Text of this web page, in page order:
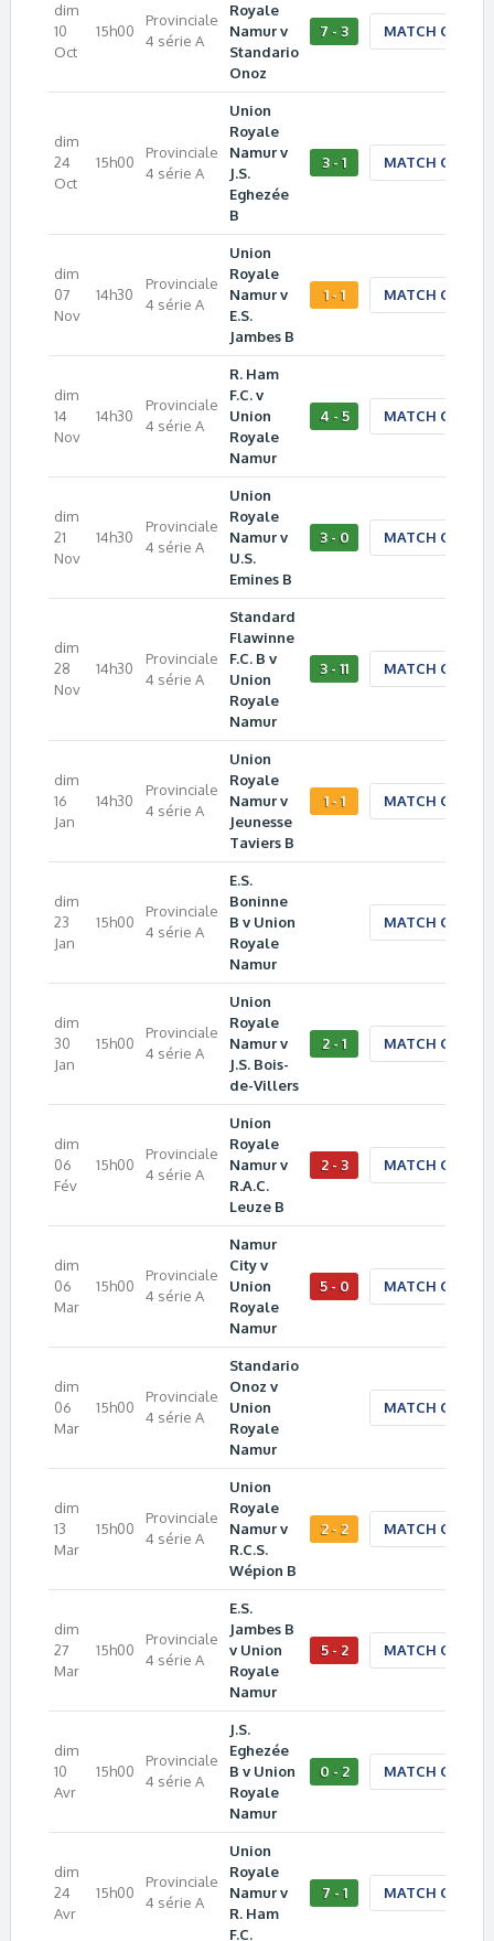
dim
10
Oct
15h00
Provinciale
4 série A
Royale
Namur v
Standario
Onoz
7 - 3 MATCH
dim
24
Oct
15h00
Provinciale
4 série A
Union
Royale
Namur v
J.S.
Eghezée
B
3 - 1 MATCH
dim
07
Nov
14h30
Provinciale
4 série A
Union
Royale
Namur v
E.S.
Jambes B
1 - 1 MATCH
dim
14
Nov
14h30
Provinciale
4 série A
R. Ham
F.C. v
Union
Royale
Namur
4 - 5 MATCH
dim
21
Nov
14h30
Provinciale
4 série A
Union
Royale
Namur v
U.S.
Emines B
3 - 0 MATCH
dim
28
Nov
14h30
Provinciale
4 série A
Standard
Flawinne
F.C. B v
Union
Royale
Namur
3 - 11 MATCH
dim
16
Jan
14h30
Provinciale
4 série A
Union
Royale
Namur v
Jeunesse
Taviers B
1 - 1 MATCH
dim
23
Jan
15h00
Provinciale
4 série A
E.S.
Boninne
B v Union
Royale
Namur
MATCH
dim
30
Jan
15h00
Provinciale
4 série A
Union
Royale
Namur v
J.S. Bois-
de-Villers
2 - 1 MATCH
dim
06
Fév
15h00
Provinciale
4 série A
Union
Royale
Namur v
R.A.C.
Leuze B
2 - 3 MATCH
dim
06
Mar
15h00
Provinciale
4 série A
Namur
City v
Union
Royale
Namur
5 - 0 MATCH
dim
06
Mar
15h00
Provinciale
4 série A
Standario
Onoz v
Union
Royale
Namur
MATCH
dim
13
Mar
15h00
Provinciale
4 série A
Union
Royale
Namur v
R.C.S.
Wépion B
2 - 2 MATCH
dim
27
Mar
15h00
Provinciale
4 série A
E.S.
Jambes B
v Union
Royale
Namur
5 - 2 MATCH
dim
10
Avr
15h00
Provinciale
4 série A
J.S.
Eghezée
B v Union
Royale
Namur
0 - 2 MATCH
dim
24
Avr
15h00
Provinciale
4 série A
Union
Royale
Namur v
R. Ham
F.C.
7 - 1 MATCH